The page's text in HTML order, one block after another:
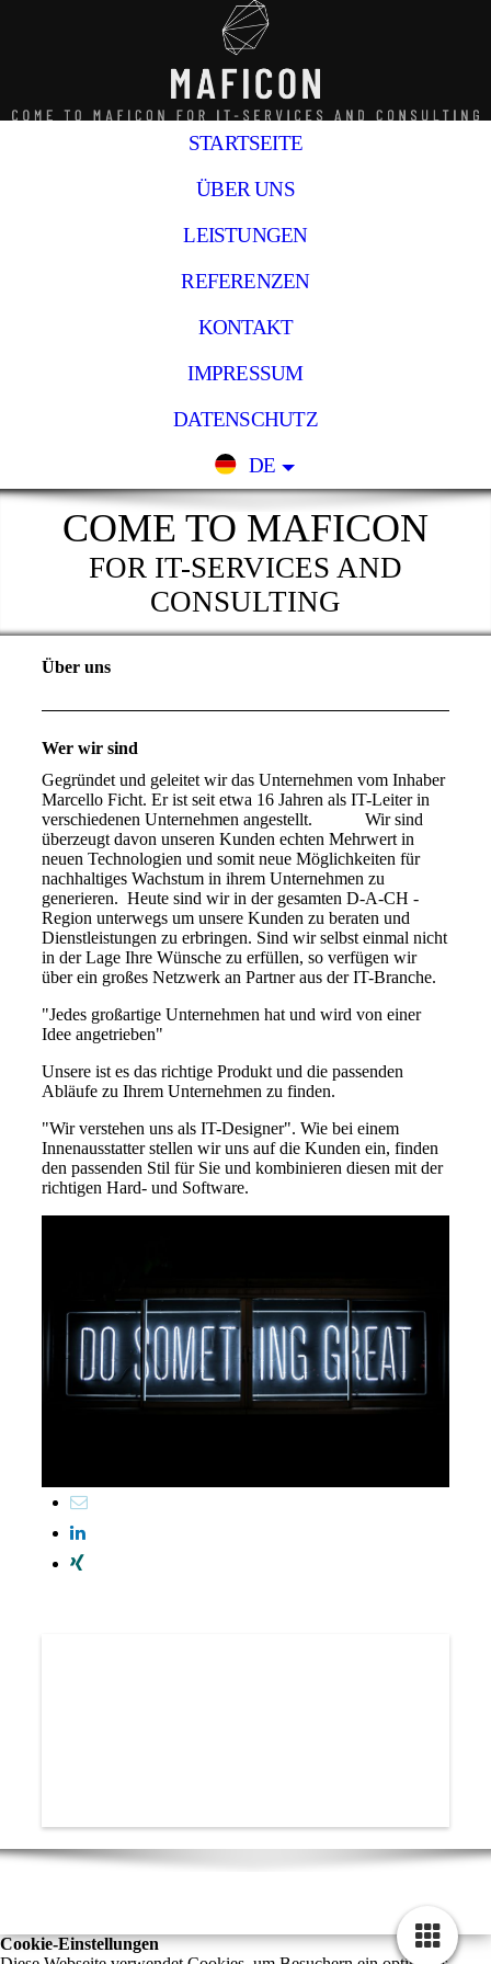
STARTSEITE
ÜBER UNS
LEISTUNGEN
REFERENZEN
KONTAKT
IMPRESSUM
DATENSCHUTZ
DE
COME TO MAFICON
FOR IT-SERVICES AND
CONSULTING
Über uns
Wer wir sind
Gegründet und geleitet wir das Unternehmen vom Inhaber
Marcello Ficht. Er ist seit etwa 16 Jahren als IT-Leiter in
verschiedenen Unternehmen angestellt. Wir sind
überzeugt davon unseren Kunden echten Mehrwert in
neuen Technologien und somit neue Möglichkeiten für
nachhaltiges Wachstum in ihrem Unternehmen zu
generieren. Heute sind wir in der gesamten D-A-CH -
Region unterwegs um unsere Kunden zu beraten und
Dienstleistungen zu erbringen. Sind wir selbst einmal nicht
in der Lage Ihre Wünsche zu erfüllen, so verfügen wir
über ein großes Netzwerk an Partner aus der IT-Branche.
"Jedes großartige Unternehmen hat und wird von einer
Idee angetrieben"
Unsere ist es das richtige Produkt und die passenden
Abläufe zu Ihrem Unternehmen zu finden.
"Wir verstehen uns als IT-Designer". Wie bei einem
Innenausstatter stellen wir uns auf die Kunden ein, finden
den passenden Stil für Sie und kombinieren diesen mit der
richtigen Hard- und Software.
Cookie-Einstellungen